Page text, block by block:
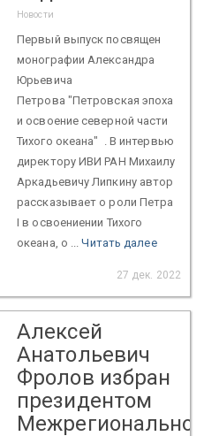
Новости
Первый выпуск посвящен
монографии Александра
Юрьевича
Петрова "Петровская эпоха
и освоение северной части
Тихого океана" . В интервью
директору ИВИ РАН Михаилу
Аркадьевичу Липкину автор
рассказывает о роли Петра
I в освоениении Тихого
океана, о ...Читать далее
27 дек. 2022
Алексей
Анатольевич
Фролов избран
президентом